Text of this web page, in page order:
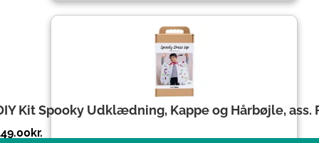
Kit Spooky Udklædning, Kappe og Hårbøjle, ass.
kr.